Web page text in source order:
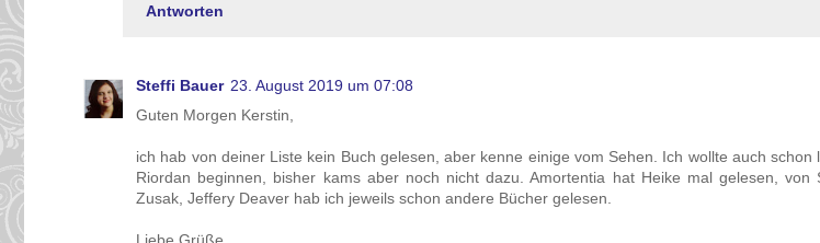
Antworten
Steffi Bauer 23. August 2019 um 07:08
Guten Morgen Kerstin,
ich hab von deiner Liste kein Buch gelesen, aber kenne einige vom Sehen. Ich wollte auch
Riordan beginnen, bisher kams aber noch nicht dazu. Amortentia hat Heike mal gelesen, von
Zusak, Jeffery Deaver hab ich jeweils schon andere Bücher gelesen.